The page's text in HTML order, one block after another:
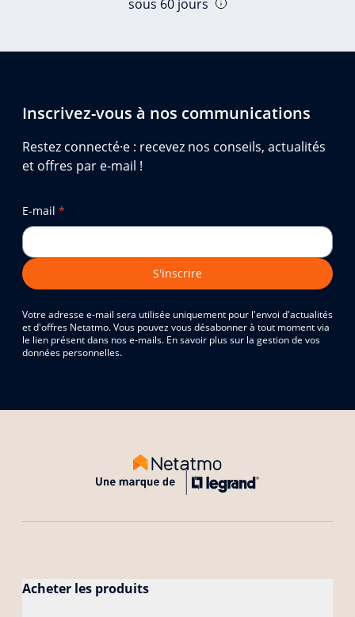
sous 60 jours
Inscrivez-vous à nos communications
Restez connecté·e : recevez nos conseils, actualités
et offres par e-mail !
E-mail *
S'inscrire
Votre adresse e-mail sera utilisée uniquement pour l'envoi d'actualités
et d'offres Netatmo. Vous pouvez vous désabonner à tout moment via
le lien présent dans nos e-mails. En savoir plus sur la gestion de vos
données personnelles.
Acheter les produits